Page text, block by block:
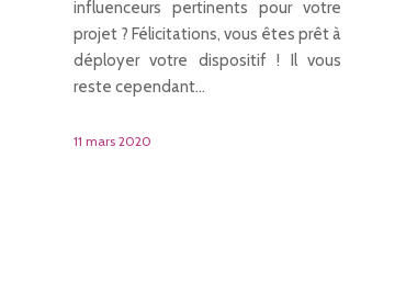
influenceurs pertinents pour votre
projet ? Félicitations, vous êtes prêt à
déployer votre dispositif ! Il vous
reste cependant…
11 mars 2020